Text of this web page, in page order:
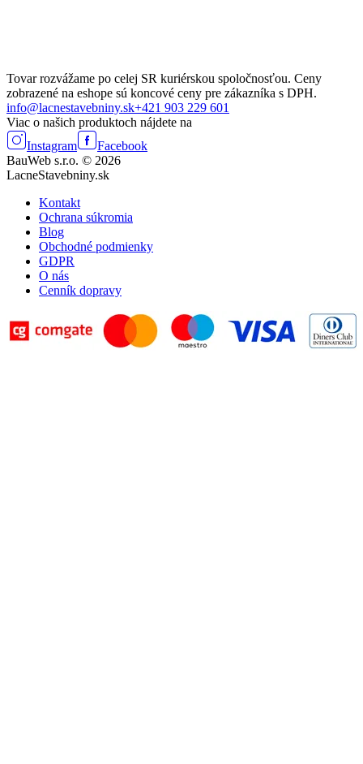
Tovar rozvážame po celej SR kuriérskou spoločnosťou. Ceny
zobrazené na eshope sú koncové ceny pre zákazníka s DPH.
info@lacnestavebniny.sk+421 903 229 601
Viac o našich produktoch nájdete na
Instagram
Facebook
BauWeb s.r.o. © 2026
LacneStavebniny.sk
Kontakt
Ochrana súkromia
Blog
Obchodné podmienky
GDPR
O nás
Cenník dopravy